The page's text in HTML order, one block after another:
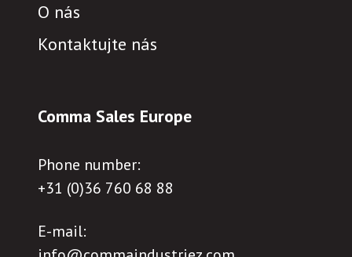
O nás
Kontaktujte nás
Comma Sales Europe
Phone number:
+31 (0)36 760 68 88
E-mail: